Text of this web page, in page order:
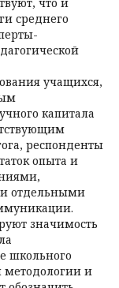
среднего
учащихся,
капитала
респонденты
опыта и
отдельными
значимость
школьного
методологии и